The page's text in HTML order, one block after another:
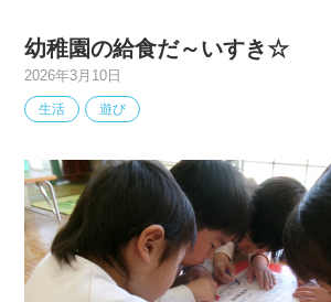
幼稚園の給食だ～いすき☆
2026年3月10日
生活 遊び